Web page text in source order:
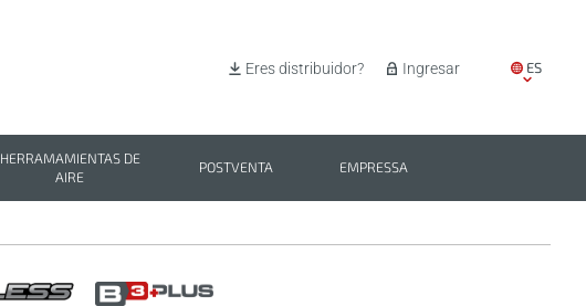
ES
Ingresar
Eres distribuidor?
HERRAMAMIENTAS DE
AIRE
POSTVENTA EMPRESSA